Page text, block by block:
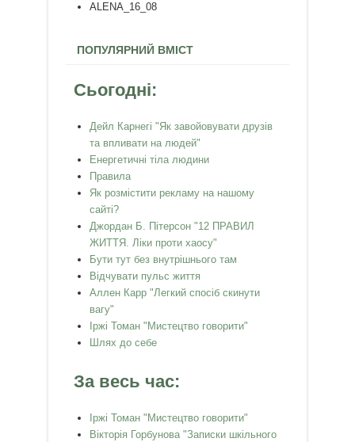
ALENA_16_08
ПОПУЛЯРНИЙ ВМІСТ
Сьогодні:
Дейл Карнегі "Як завойовувати друзів
та впливати на людей"
Енергетичні тіла людини
Правила
Як розмістити рекламу на нашому
сайті?
Джордан Б. Пітерсон "12 ПРАВИЛ
ЖИТТЯ. Ліки проти хаосу"
Бути тут без внутрішнього там
Відчувати пульс життя
Аллен Карр "Легкий спосiб скинути
вагу"
Іржі Томан "Мистецтво говорити"
Шлях до себе
За весь час:
Іржі Томан "Мистецтво говорити"
Вікторія Горбунова "Записки шкільного